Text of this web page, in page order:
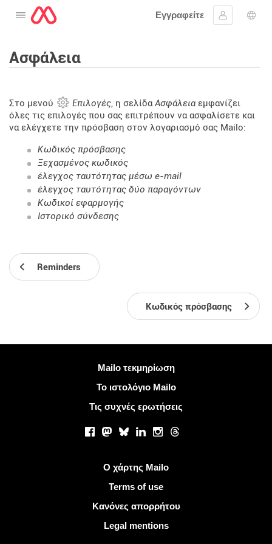
Ανοίξτε το μενού
Εγγραφείτε
Συνδεθείτε
Ασφάλεια
Στο μενού Επιλογές, η σελίδαΑσφάλεια εμφανίζει
όλες τις επιλογές που σας επιτρέπουν να ασφαλίσετε και
να ελέγχετε την πρόσβαση στον λογαριασμό σας Mailo:
Κωδικός πρόσβασης
Ξεχασμένος κωδικός
έλεγχος ταυτότητας μέσω e-mail
έλεγχος ταυτότητας δύο παραγόντων
Κωδικοί εφαρμογής
Ιστορικό σύνδεσης
Reminders
Κωδικός πρόσβασης
Περισσότερες πληροφορίεςMailo τεκμηρίωση
Το ιστολόγιο Mailo
Τις συχνές ερωτήσεις
Facebook
Mastodon
BlueskyLinkedInInstagram
Threads
Ο χάρτης Mailo
Terms of use
Κανόνες απορρήτου
Legal mentions